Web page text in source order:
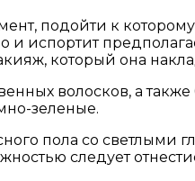
подойти к которому
и испортит
который она
волосков, а
зеленые.
пола со светлыми
следует